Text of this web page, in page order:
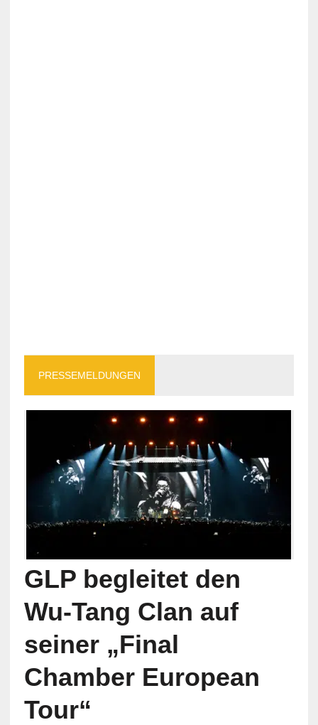
PRESSEMELDUNGEN
GLP begleitet den
Wu-Tang Clan auf
seiner „Final
Chamber European
Tour“